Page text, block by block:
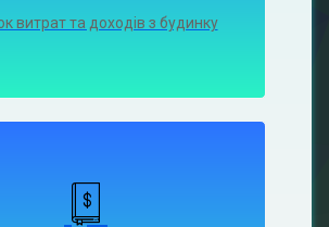
витрат та доходів з будинку